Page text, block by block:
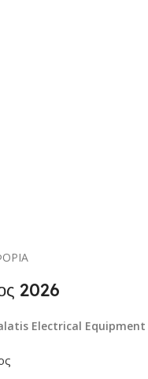
2026
Electrical Equipment